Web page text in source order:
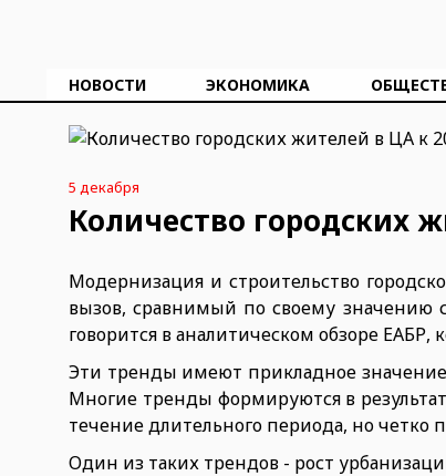
НОВОСТИ ЭКОНОМИКА
5 декабря
Количество городских
Модернизация и строительство
вызов, сравнимый по своему значению
говорится в аналитическом обзоре
Эти тренды имеют прикладное
Многие тренды формируются в
течение длительного периода, но четко
Один из таких трендов - рост